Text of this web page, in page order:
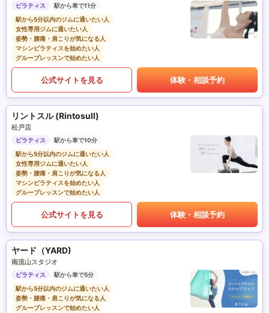
ピラティス
駅から車で11分
駅から5分以内のジムに通いたい人
女性専用ジムに通いたい人
姿勢・腰痛・肩こりが気になる人
マシンピラティスを始めたい人
グループレッスンで始めたい人
公式サイトを見る 体験・相談予約
リントスル (Rintosull)
松戸店
ピラティス
駅から車で10分
駅から5分以内のジムに通いたい人
女性専用ジムに通いたい人
姿勢・腰痛・肩こりが気になる人
マシンピラティスを始めたい人
グループレッスンで始めたい人
公式サイトを見る 体験・相談予約
ヤード（YARD)
南流山スタジオ
ピラティス
駅から車で5分
駅から5分以内のジムに通いたい人
姿勢・腰痛・肩こりが気になる人
グループレッスンで始めたい人